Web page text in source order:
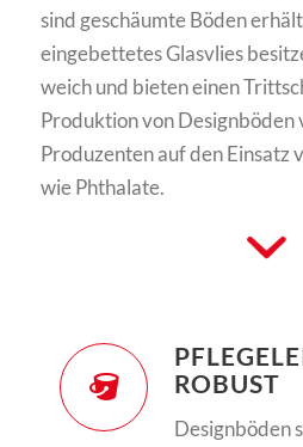
sind geschäumte Böden
eingebettetes Glasvlies
weich und bieten einen
Produktion von Designböden
Produzenten auf den Einsatz
wie Phthalate.
ROBUST
Designböden